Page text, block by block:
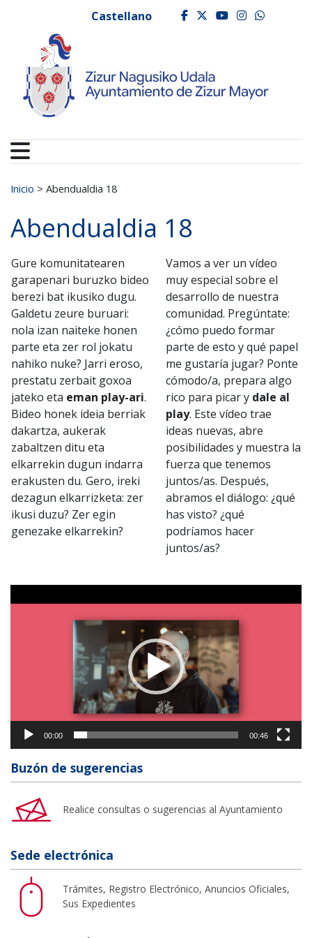
Ayuntamiento de
Castellano facebook
twitter
youtube
Buscar:
Inicio > Abendualdia 18
Abendualdia 18
Gure komunitatearen
garapenari buruzko bideo
berezi bat ikusiko dugu.
Galdetu zeure buruari:
nola izan naiteke honen
parte eta zer rol jokatu
nahiko nuke? Jarri eroso,
prestatu zerbait goxoa
jateko eta eman play-ari.
Bideo honek ideia berriak
dakartza, aukerak
zabaltzen ditu eta
elkarrekin dugun indarra
erakusten du. Gero, ireki
dezagun elkarrizketa: zer
ikusi duzu? Zer egin
genezake elkarrekin?
Vamos a ver un vídeo
muy especial sobre el
desarrollo de nuestra
comunidad. Pregúntate:
¿cómo puedo formar
parte de esto y qué papel
me gustaría jugar? Ponte
cómodo/a, prepara algo
rico para picar y dale al
play. Este vídeo trae
ideas nuevas, abre
posibilidades y muestra la
fuerza que tenemos
juntos/as. Después,
abramos el diálogo: ¿qué
has visto? ¿qué
podríamos hacer
juntos/as?
de
00:00 00:46
Buzón de sugerencias
Realice consultas o sugerencias al Ayuntamiento
Sede electrónica
Trámites, Registro Electrónico, Anuncios Oficiales,
Sus Expedientes